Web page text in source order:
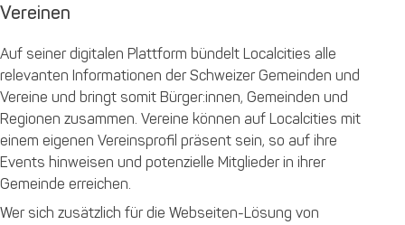
Vereinen
Auf seiner digitalen Plattform bündelt Localcities alle
relevanten Informationen der Schweizer Gemeinden und
Vereine und bringt somit Bürger:innen, Gemeinden und
Regionen zusammen. Vereine können auf Localcities mit
einem eigenen Vereinsprofil präsent sein, so auf ihre
Events hinweisen und potenzielle Mitglieder in ihrer
Gemeinde erreichen.
Wer sich zusätzlich für die Webseiten-Lösung von